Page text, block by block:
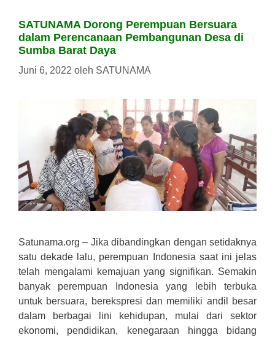
SATUNAMA Dorong Perempuan Bersuara
dalam Perencanaan Pembangunan Desa di
Sumba Barat Daya
Juni 6, 2022 oleh SATUNAMA
Satunama.org – Jika dibandingkan dengan setidaknya
satu dekade lalu, perempuan Indonesia saat ini jelas
telah mengalami kemajuan yang signifikan. Semakin
banyak perempuan Indonesia yang lebih terbuka
untuk bersuara, berekspresi dan memiliki andil besar
dalam berbagai lini kehidupan, mulai dari sektor
ekonomi, pendidikan, kenegaraan hingga bidang